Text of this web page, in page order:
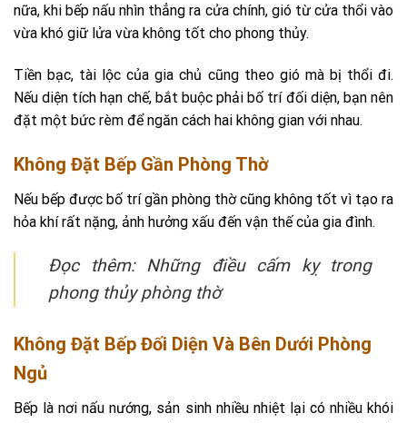
nữa, khi bếp nấu nhìn thẳng ra cửa chính, gió từ cửa thổi vào
vừa khó giữ lửa vừa không tốt cho phong thủy.
Tiền bạc, tài lộc của gia chủ cũng theo gió mà bị thổi đi.
Nếu diện tích hạn chế, bắt buộc phải bố trí đối diện, bạn nên
đặt một bức rèm để ngăn cách hai không gian với nhau.
Không Đặt Bếp Gần Phòng Thờ
Nếu bếp được bố trí gần phòng thờ cũng không tốt vì tạo ra
hỏa khí rất nặng, ảnh hưởng xấu đến vận thế của gia đình.
Đọc thêm: Những điều cấm kỵ trong
phong thủy phòng thờ
Không Đặt Bếp Đối Diện Và Bên Dưới Phòng
Ngủ
Bếp là nơi nấu nướng, sản sinh nhiều nhiệt lại có nhiều khói